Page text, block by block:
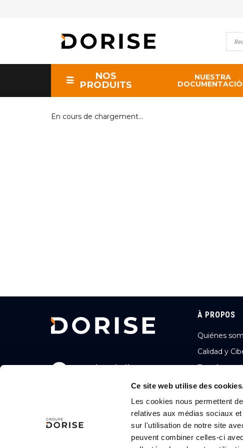
Ce site web utilise des
Les cookies nous permettent
relatives aux médias sociaux
sur l'utilisation de notre site
peuvent combiner celles-ci
NOS
PRODUITS
NUESTRA
En cours de chargement...
2, rue des Gladiateurs
À PROPOS
Quiénes
Calidad y
Ambición y
Nuestras
Nuestras